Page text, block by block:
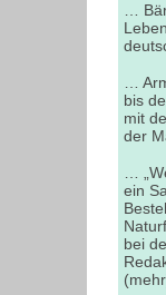
…
…
bis
mit
der
…
ein
bei